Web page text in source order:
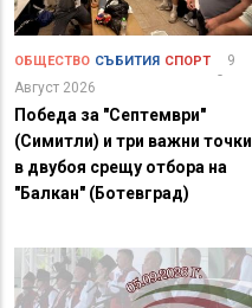
ОБЩЕСТВО СЪБИТИЯ СПОРТ
9
Август 2026
Победа за "Септември"
(Симитли) и три важни точки
в двубоя срещу отбора на
"Балкан" (Ботевград)